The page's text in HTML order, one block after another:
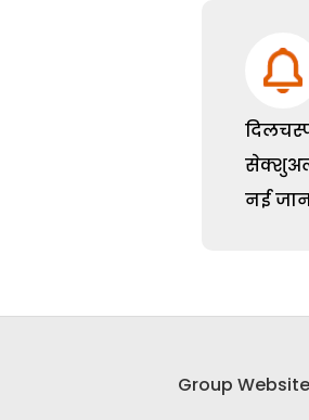
नई
Group